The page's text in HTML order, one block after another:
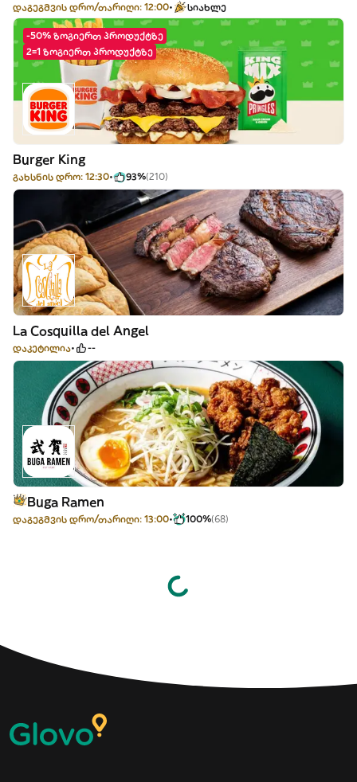
დაგეგმვის დრო/თარიღი: 12:00 სიახლე
-50% ზოგიერთ პროდუქტზე
2=1 ზოგიერთ პროდუქტზე
Burger King
გახსნის დრო: 12:30 93%(210)
La Cosquilla del Angel
დაკეტილია --
Buga Ramen
დაგეგმვის დრო/თარიღი: 13:00 100%(68)